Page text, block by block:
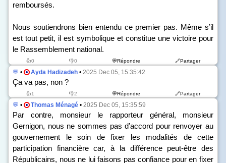
remboursés.
Nous soutiendrons bien entendu ce premier pas. Même s’il
est tout petit, il est symbolique et constitue une victoire pour
le Rassemblement national.
👍0 👎0 💬Répondre 🔗Partager
💬 • Ayda Hadizadeh • 2025 Dec 05, 15:35:42
Ça va pas, non ?
👍1 👎2 💬Répondre 🔗Partager
💬 • Thomas Ménagé • 2025 Dec 05, 15:35:59
Par contre, monsieur le rapporteur général, monsieur
Gernigon, nous ne sommes pas d’accord pour renvoyer au
gouvernement le soin de fixer les modalités de cette
participation financière car, à la différence peut-être des
Républicains, nous ne lui faisons pas confiance pour en fixer